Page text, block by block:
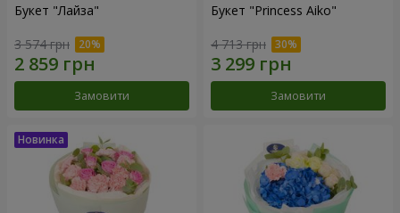
Букет "Лайза"
3 574 грн
Замовити
Букет "Princess Aiko"
4 713 грн
Замовити